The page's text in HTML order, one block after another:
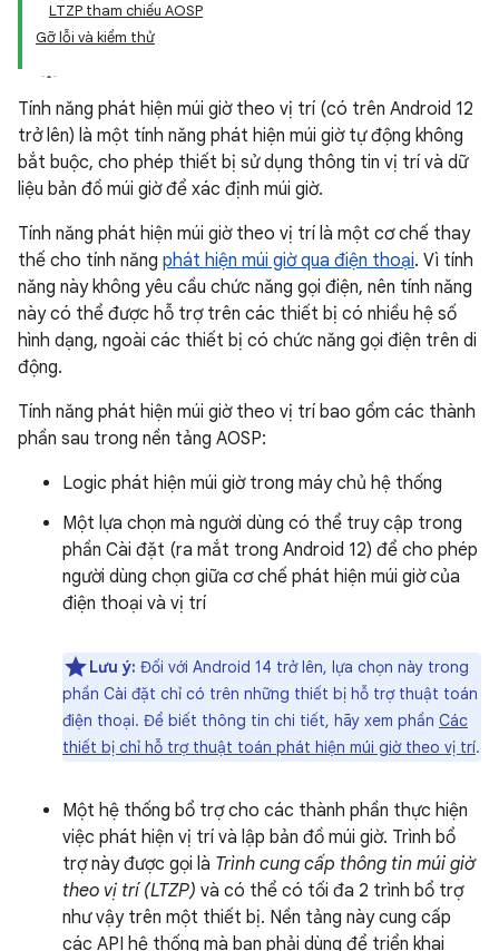
LTZP tham chiếu AOSP
Gỡ lỗi và kiểm thử
Tính năng phát hiện múi giờ theo vị trí (có trên Android 12
trở lên) là một tính năng phát hiện múi giờ tự động không
bắt buộc, cho phép thiết bị sử dụng thông tin vị trí và dữ
liệu bản đồ múi giờ để xác định múi giờ.
Tính năng phát hiện múi giờ theo vị trí là một cơ chế thay
thế cho tính năng phát hiện múi giờ qua điện thoại. Vì tính
năng này không yêu cầu chức năng gọi điện, nên tính năng
này có thể được hỗ trợ trên các thiết bị có nhiều hệ số
hình dạng, ngoài các thiết bị có chức năng gọi điện trên di
động.
Tính năng phát hiện múi giờ theo vị trí bao gồm các thành
phần sau trong nền tảng AOSP:
Logic phát hiện múi giờ trong máy chủ hệ thống
Một lựa chọn mà người dùng có thể truy cập trong
phần Cài đặt (ra mắt trong Android 12) để cho phép
người dùng chọn giữa cơ chế phát hiện múi giờ của
điện thoại và vị trí
Lưu ý: Đối với Android 14 trở lên, lựa chọn này trong
phần Cài đặt chỉ có trên những thiết bị hỗ trợ thuật toán
điện thoại. Để biết thông tin chi tiết, hãy xem phần Các
thiết bị chỉ hỗ trợ thuật toán phát hiện múi giờ theo vị trí.
Một hệ thống bổ trợ cho các thành phần thực hiện
việc phát hiện vị trí và lập bản đồ múi giờ. Trình bổ
trợ này được gọi là Trình cung cấp thông tin múi giờ
theo vị trí (LTZP) và có thể có tối đa 2 trình bổ trợ
như vậy trên một thiết bị. Nền tảng này cung cấp
các API hệ thống mà bạn phải dùng để triển khai